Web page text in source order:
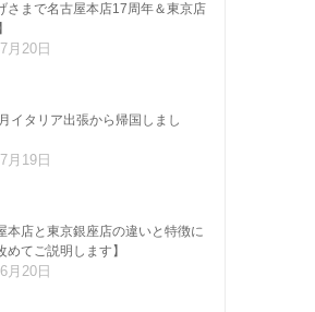
さまで名古屋本店17周年＆東京店
月20日
月イタリア出張から帰国しまし
月19日
本店と東京銀座店の違いと特徴に
めてご説明します】
月20日